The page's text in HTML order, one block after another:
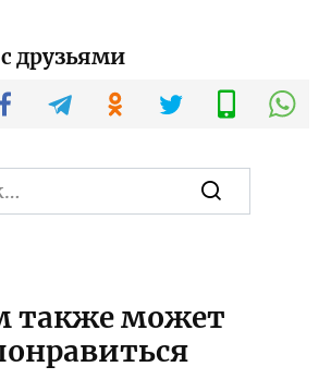
друзьями
также может